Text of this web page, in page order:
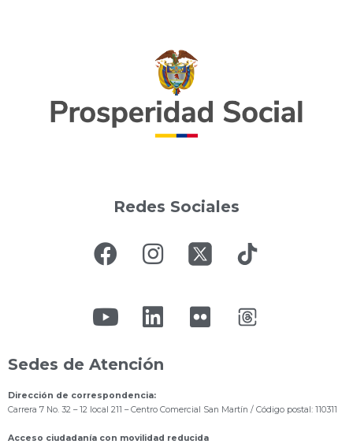
Redes Sociales
Sedes de Atención
Dirección de correspondencia:
Carrera 7 No. 32 – 12 local 211 – Centro Comercial San Martín / Código postal: 110311
Acceso ciudadanía con movilidad reducida